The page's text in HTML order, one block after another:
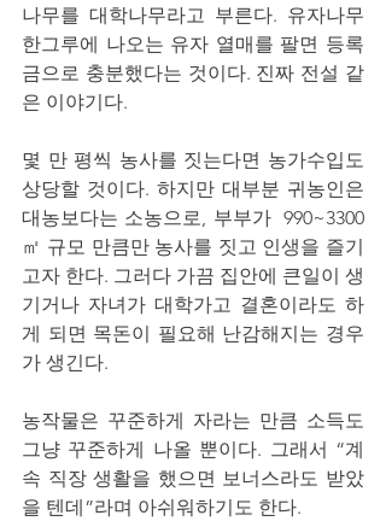
나무를 대학나무라고 부른다. 유자나무
한그루에 나오는 유자 열매를 팔면 등록
금으로 충분했다는 것이다. 진짜 전설 같
은 이야기다.
몇 만 평씩 농사를 짓는다면 농가수입도
상당할 것이다. 하지만 대부분 귀농인은
대농보다는 소농으로, 부부가  990~3300
㎡ 규모 만큼만 농사를 짓고 인생을 즐기
고자 한다. 그러다 가끔 집안에 큰일이 생
기거나 자녀가 대학가고 결혼이라도 하
게 되면 목돈이 필요해 난감해지는 경우
가 생긴다.
농작물은 꾸준하게 자라는 만큼 소득도
그냥 꾸준하게 나올 뿐이다. 그래서 “계
속 직장 생활을 했으면 보너스라도 받았
을 텐데”라며 아쉬워하기도 한다.